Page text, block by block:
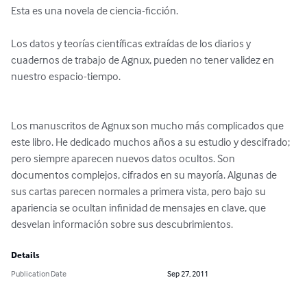
Esta es una novela de ciencia-ficción.
Los datos y teorías científicas extraídas de los diarios y
cuadernos de trabajo de Agnux, pueden no tener validez en
nuestro espacio-tiempo.
Los manuscritos de Agnux son mucho más complicados que
este libro. He dedicado muchos años a su estudio y descifrado;
pero siempre aparecen nuevos datos ocultos. Son
documentos complejos, cifrados en su mayoría. Algunas de
sus cartas parecen normales a primera vista, pero bajo su
apariencia se ocultan infinidad de mensajes en clave, que
desvelan información sobre sus descubrimientos.
Details
Publication Date
Sep 27, 2011